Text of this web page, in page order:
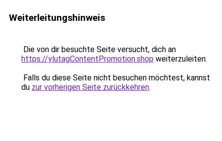
Weiterleitungshinweis
Die von dir besuchte Seite versucht, dich an
https://ylutagContentPromotion.shop weiterzuleiten.
Falls du diese Seite nicht besuchen möchtest, kannst
du zur vorherigen Seite zurückkehren.